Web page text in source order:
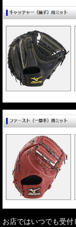
お店ではいつでも受